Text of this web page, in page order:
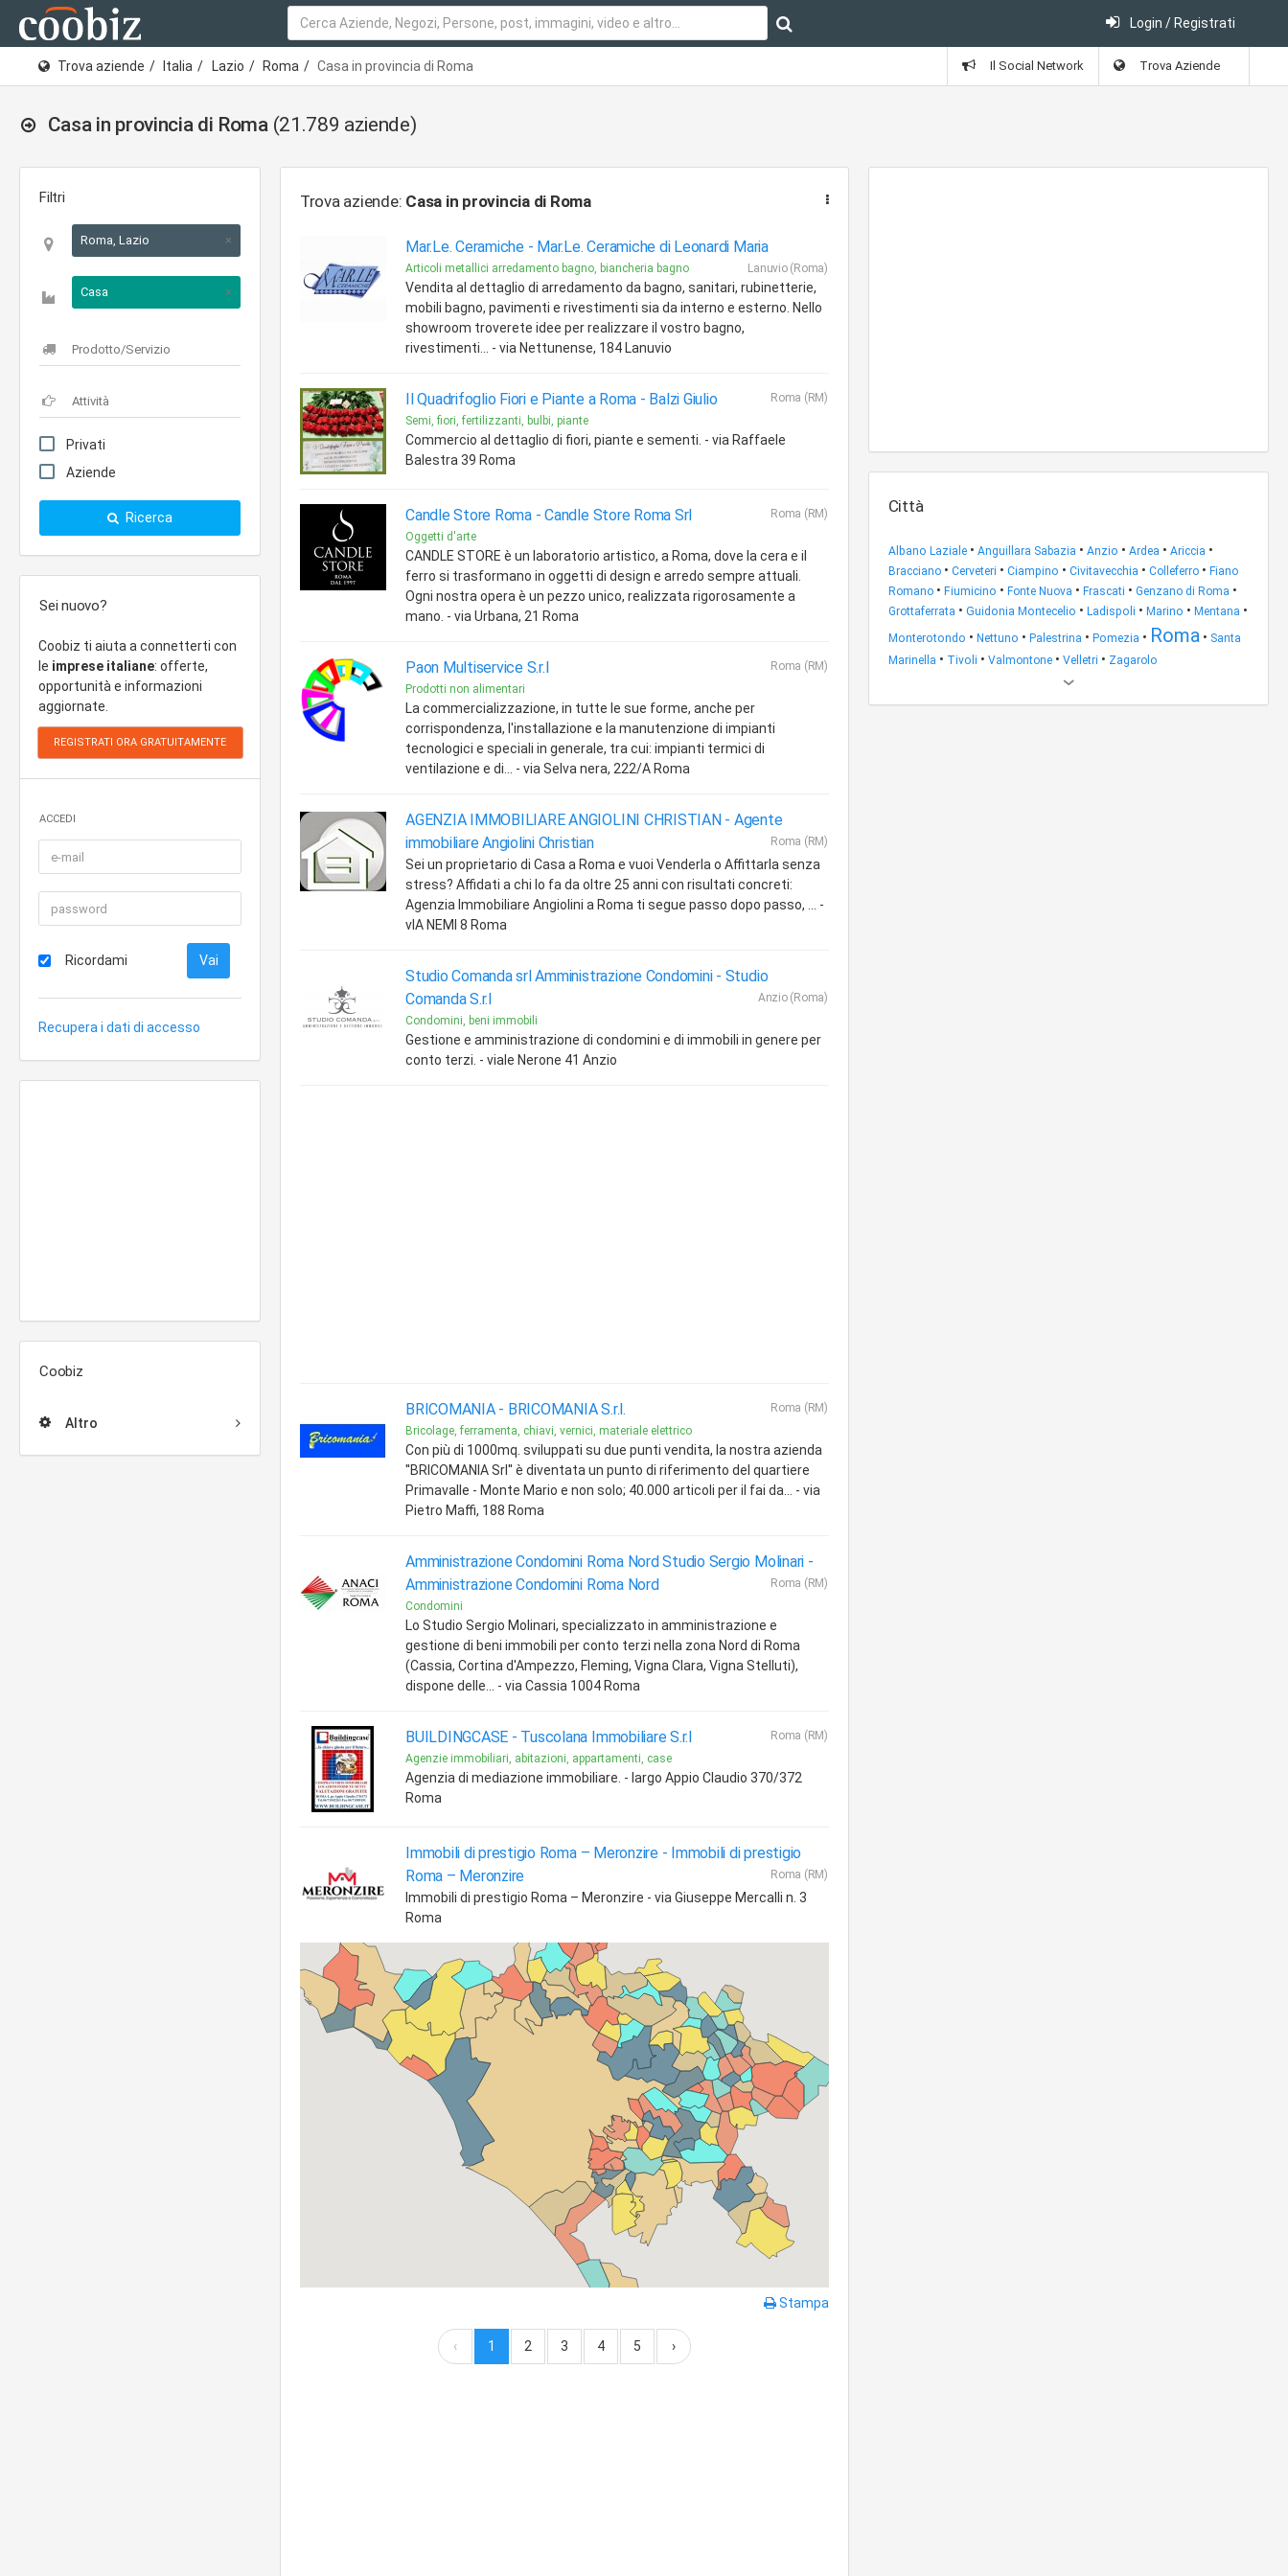
Login / Registrati
Trova aziende Italia Lazio Roma Casa in provincia di Roma Il Social Network Trova Aziende
Casa in provincia di Roma (21.789 aziende)
Filtri
Roma, Lazio ×
Casa ×
Privati
Aziende
Ricerca
Sei nuovo?
Coobiz ti aiuta a connetterti con
le imprese italiane: offerte,
opportunità e informazioni
aggiornate.
ACCEDI
Ricordami
Recupera i dati di accesso
Coobiz
Altro
Trova aziende: Casa in provincia di Roma
Mar.Le. Ceramiche - Mar.Le. Ceramiche di Leonardi Maria
Lanuvio (Roma)
Articoli metallici arredamento bagno, biancheria bagno
Vendita al dettaglio di arredamento da bagno, sanitari, rubinetterie,
mobili bagno, pavimenti e rivestimenti sia da interno e esterno. Nello
showroom troverete idee per realizzare il vostro bagno,
rivestimenti... - via Nettunense, 184 Lanuvio
Il Quadrifoglio Fiori e Piante a Roma - Balzi Giulio
Roma (RM)
Semi, fiori, fertilizzanti, bulbi, piante
Commercio al dettaglio di fiori, piante e sementi. - via Raffaele
Balestra 39 Roma
Candle Store Roma -Candle Store Roma Srl
Roma (RM)
Oggetti d'arte
CANDLE STORE è un laboratorio artistico, a Roma, dove la cera e il
ferro si trasformano in oggetti di design e arredo sempre attuali.
Ogni nostra opera è un pezzo unico, realizzata rigorosamente a
mano. - via Urbana, 21 Roma
Paon Multiservice S.r.l
Roma (RM)
Prodotti non alimentari
La commercializzazione, in tutte le sue forme, anche per
corrispondenza, l'installazione e la manutenzione di impianti
tecnologici e speciali in generale, tra cui: impianti termici di
ventilazione e di... - via Selva nera, 222/A Roma
AGENZIA IMMOBILIARE ANGIOLINI CHRISTIAN - Agente
immobiliare Angiolini Christian
Roma (RM)
Sei un proprietario di Casa a Roma e vuoi Venderla o Affittarla senza
stress? Affidati a chi lo fa da oltre 25 anni con risultati concreti:
Agenzia Immobiliare Angiolini a Roma ti segue passo dopo passo, ... -
vIA NEMI 8 Roma
Studio Comanda srl Amministrazione Condomini - Studio
Comanda S.r.l
Anzio (Roma)
Condomini, beni immobili
Gestione e amministrazione di condomini e di immobili in genere per
conto terzi. - viale Nerone 41 Anzio
BRICOMANIA - BRICOMANIA S.r.l.
Roma (RM)
Bricolage, ferramenta, chiavi, vernici, materiale elettrico
Con più di 1000mq. sviluppati su due punti vendita, la nostra azienda
''BRICOMANIA Srl'' è diventata un punto di riferimento del quartiere
Primavalle - Monte Mario e non solo; 40.000 articoli per il fai da... - via
Pietro Maffi, 188 Roma
Amministrazione Condomini Roma Nord Studio Sergio Molinari -
Amministrazione Condomini Roma Nord
Roma (RM)
Condomini
Lo Studio Sergio Molinari, specializzato in amministrazione e
gestione di beni immobili per conto terzi nella zona Nord di Roma
(Cassia, Cortina d'Ampezzo, Fleming, Vigna Clara, Vigna Stelluti),
dispone delle... - via Cassia 1004 Roma
BUILDINGCASE - Tuscolana Immobiliare S.r.l
Roma (RM)
Agenzie immobiliari, abitazioni, appartamenti, case
Agenzia di mediazione immobiliare. - largo Appio Claudio 370/372
Roma
Immobili di prestigio Roma – Meronzire - Immobili di prestigio
Roma – Meronzire
Roma (RM)
Immobili di prestigio Roma – Meronzire - via Giuseppe Mercalli n. 3
Roma
Stampa
‹ 1 2 3 4 5 ›
Città
Albano Laziale • Anguillara Sabazia • Anzio • Ardea • Ariccia •
Bracciano • Cerveteri • Ciampino • Civitavecchia • Colleferro • Fiano
Romano • Fiumicino • Fonte Nuova • Frascati • Genzano di Roma •
Grottaferrata • Guidonia Montecelio • Ladispoli • Marino • Mentana •
Monterotondo • Nettuno • Palestrina • Pomezia • Roma • Santa
Marinella • Tivoli • Valmontone • Velletri • Zagarolo